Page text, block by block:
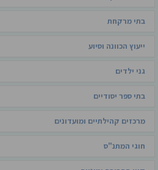
בתי מרקחת
ייעוץ הכוונה וסיוע
גני ילדים
בתי ספר יסודיים
מרכזים קהילתיים ומועדונים
חוגי המתנ"ס